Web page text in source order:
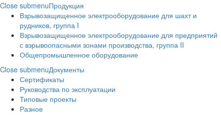
Close submenuПродукция
Взрывозащищенное электрооборудование для шахт и
рудников, группа I
Взрывозащищенное электрооборудование для предприятий
с взрывоопасными зонами производства, группа II
Общепромышленное оборудование
Close submenuДокументы
Сертификаты
Руководства по эксплуатации
Типовые проекты
Разное